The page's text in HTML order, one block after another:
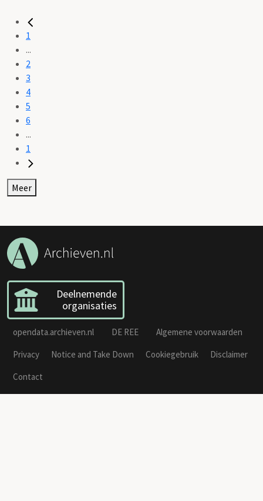
1
...
2
3
4
5
6
...
1
Meer
Deelnemende
organisaties
opendata.archieven.nl DE REE
Algemene voorwaarden
Privacy
Notice and Take Down Cookiegebruik
Disclaimer
Contact